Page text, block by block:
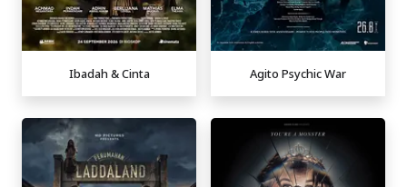
Ibadah & Cinta Agito Psychic War